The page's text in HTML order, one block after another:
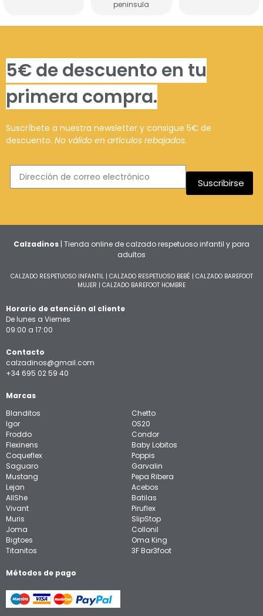
peninsula
5€ de descuento en tu
primera compra.
Suscríbete a nuestra newsletter y consigue 5€ de
descuento. No válido en artículos rebajados.
Suscribirse
Calzadinos | Tienda online de calzado respetuoso infantil y para
adultos
CALZADO RESPETUOSO INFANTIL| CALZADO RESPETUOSO BEBÉ | CALZADO BAREFOOT
MUJER | CALZADO BAREFOOT HOMBRE
Horario de atención al cliente
De lunes a Viernes
09:00 a 17:00
Contacto
calzadinos@gmail.com
+34 695 02 59 40
Marcas
Blanditos
Igor
Froddo
Flexinens
Coqueflex
Saguaro
Mustang
Lejan
AllShe
Vivant
Muris
Joma
Bigtoes
Titanitos
Chetto
OS20
Condor
Baby Lobitos
Poppis
Garvalin
Pepa Ribera
Acebos
Batilas
Piruflex
SlipStop
Collonil
Oma King
3F Bar3foot
Métodos de pago